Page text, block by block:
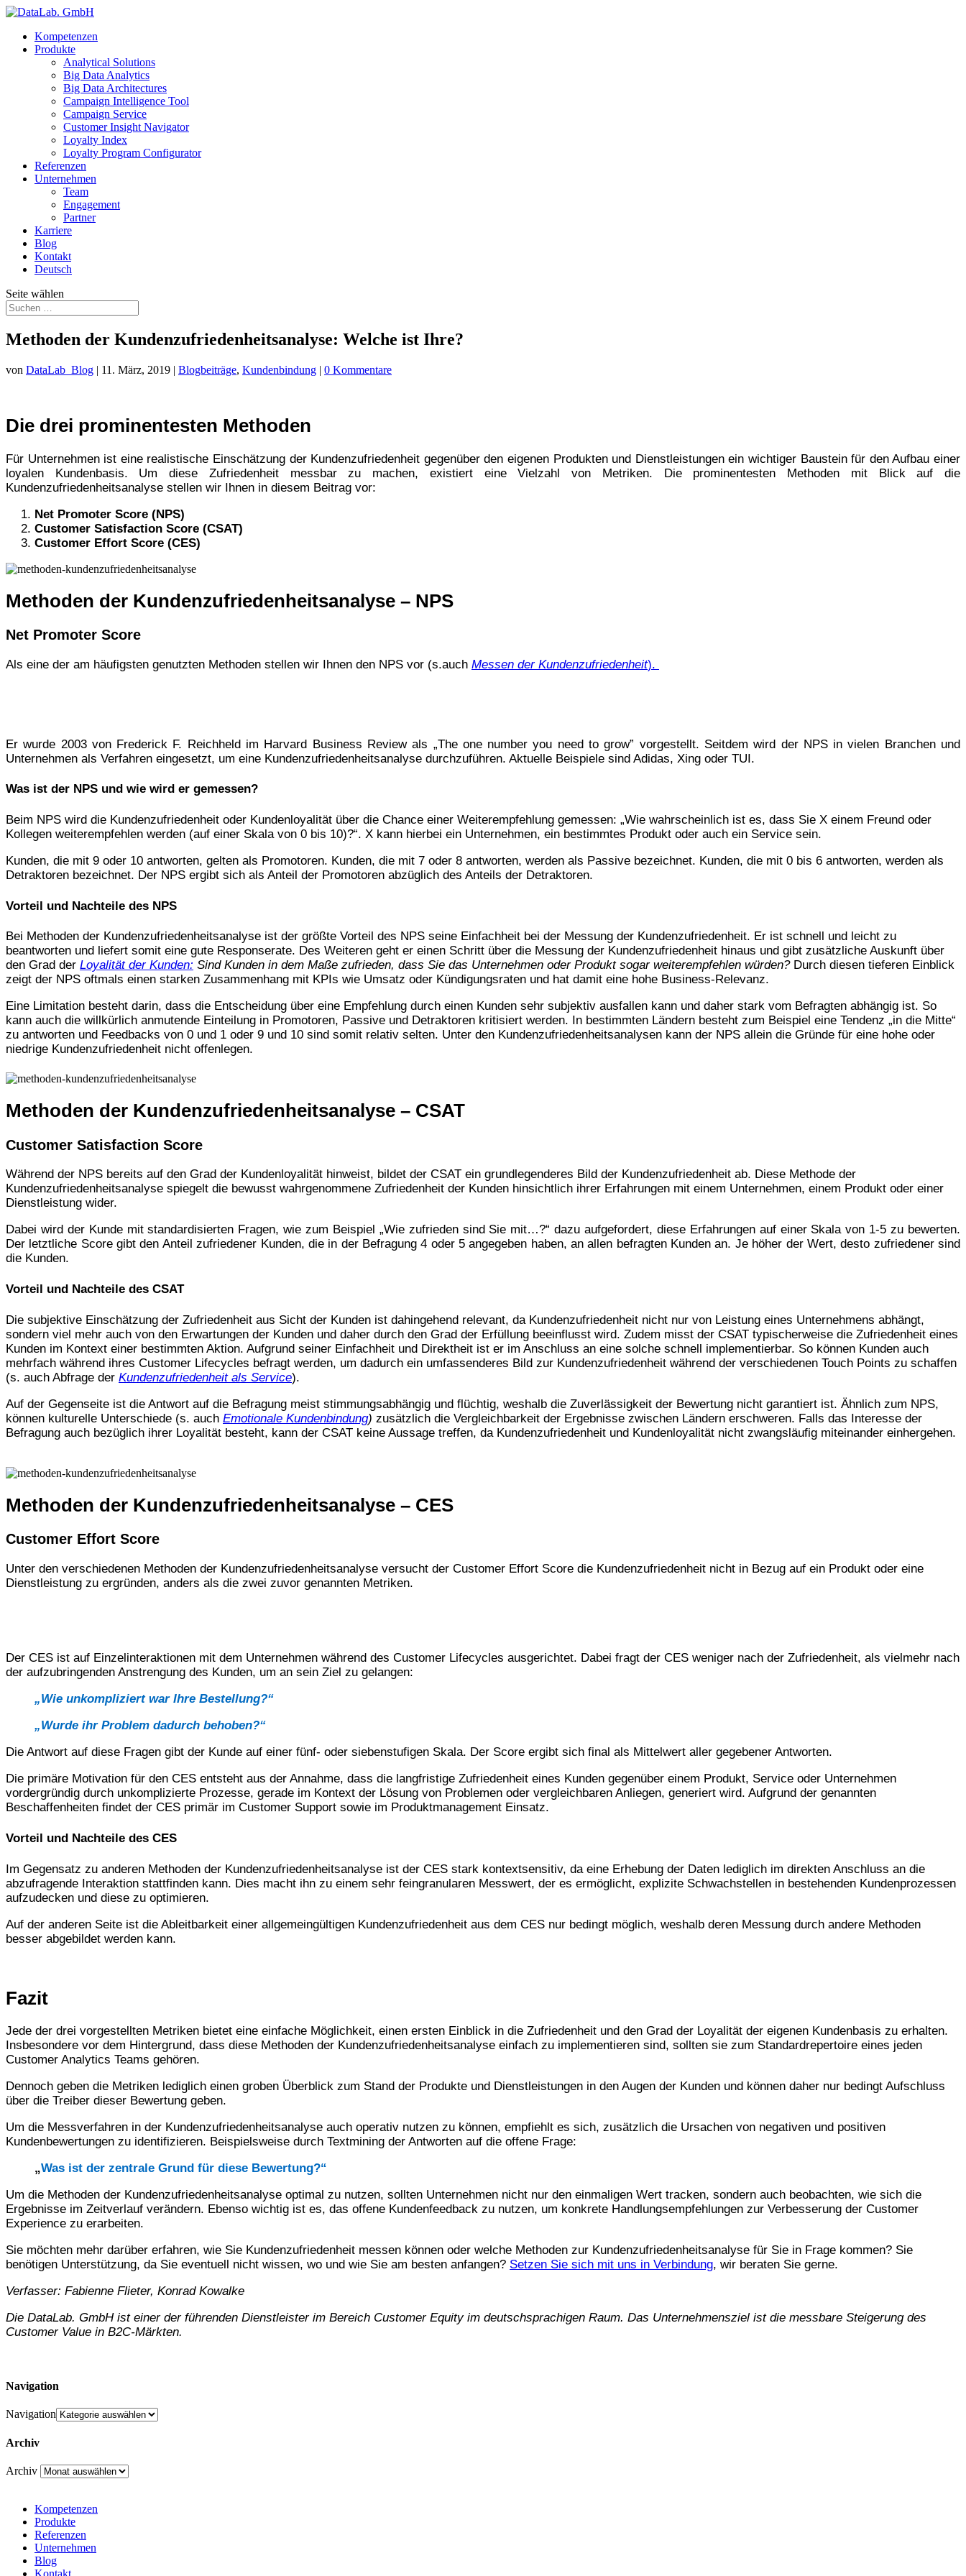
Kompetenzen
Produkte
Analytical Solutions
Big Data Analytics
Big Data Architectures
Campaign Intelligence Tool
Campaign Service
Customer Insight Navigator
Loyalty Index
Loyalty Program Configurator
Referenzen
Unternehmen
Team
Engagement
Partner
Karriere
Blog
Kontakt
Deutsch
Seite wählen
Methoden der Kundenzufriedenheitsanalyse: Welche ist Ihre?
von DataLab_Blog | 11. März, 2019 | Blogbeiträge, Kundenbindung | 0 Kommentare
Die drei prominentesten Methoden
Für Unternehmen ist eine realistische Einschätzung der Kundenzufriedenheit gegenüber den eigenen Produkten und Dienstleistungen ein wichtiger Baustein für den Aufbau einer
loyalen Kundenbasis. Um diese Zufriedenheit messbar zu machen, existiert eine Vielzahl von Metriken. Die prominentesten Methoden mit Blick auf die
Kundenzufriedenheitsanalyse stellen wir Ihnen in diesem Beitrag vor:
Net Promoter Score (NPS)
Customer Satisfaction Score (CSAT)
Customer Effort Score (CES)
Methoden der Kundenzufriedenheitsanalyse – NPS
Net Promoter Score
Als eine der am häufigsten genutzten Methoden stellen wir Ihnen den NPS vor (s.auch Messen der Kundenzufriedenheit).
Er wurde 2003 von Frederick F. Reichheld im Harvard Business Review als „The one number you need to grow” vorgestellt. Seitdem wird der NPS in vielen Branchen und
Unternehmen als Verfahren eingesetzt, um eine Kundenzufriedenheitsanalyse durchzuführen. Aktuelle Beispiele sind Adidas, Xing oder TUI.
Was ist der NPS und wie wird er gemessen?
Beim NPS wird die Kundenzufriedenheit oder Kundenloyalität über die Chance einer Weiterempfehlung gemessen: „Wie wahrscheinlich ist es, dass Sie X einem Freund oder
Kollegen weiterempfehlen werden (auf einer Skala von 0 bis 10)?“. X kann hierbei ein Unternehmen, ein bestimmtes Produkt oder auch ein Service sein.
Kunden, die mit 9 oder 10 antworten, gelten als Promotoren. Kunden, die mit 7 oder 8 antworten, werden als Passive bezeichnet. Kunden, die mit 0 bis 6 antworten, werden als
Detraktoren bezeichnet. Der NPS ergibt sich als Anteil der Promotoren abzüglich des Anteils der Detraktoren.
Vorteil und Nachteile des NPS
Bei Methoden der Kundenzufriedenheitsanalyse ist der größte Vorteil des NPS seine Einfachheit bei der Messung der Kundenzufriedenheit. Er ist schnell und leicht zu
beantworten und liefert somit eine gute Responserate. Des Weiteren geht er einen Schritt über die Messung der Kundenzufriedenheit hinaus und gibt zusätzliche Auskunft über
den Grad der Loyalität der Kunden: Sind Kunden in dem Maße zufrieden, dass Sie das Unternehmen oder Produkt sogar weiterempfehlen würden?Durch diesen tieferen Einblick
zeigt der NPS oftmals einen starken Zusammenhang mit KPIs wie Umsatz oder Kündigungsraten und hat damit eine hohe Business-Relevanz.
Eine Limitation besteht darin, dass die Entscheidung über eine Empfehlung durch einen Kunden sehr subjektiv ausfallen kann und daher stark vom Befragten abhängig ist. So
kann auch die willkürlich anmutende Einteilung in Promotoren, Passive und Detraktoren kritisiert werden. In bestimmten Ländern besteht zum Beispiel eine Tendenz „in die Mitte“
zu antworten und Feedbacks von 0 und 1 oder 9 und 10 sind somit relativ selten. Unter den Kundenzufriedenheitsanalysen kann der NPS allein die Gründe für eine hohe oder
niedrige Kundenzufriedenheit nicht offenlegen.
Methoden der Kundenzufriedenheitsanalyse – CSAT
Customer Satisfaction Score
Während der NPS bereits auf den Grad der Kundenloyalität hinweist, bildet der CSAT ein grundlegenderes Bild der Kundenzufriedenheit ab. Diese Methode der
Kundenzufriedenheitsanalyse spiegelt die bewusst wahrgenommene Zufriedenheit der Kunden hinsichtlich ihrer Erfahrungen mit einem Unternehmen, einem Produkt oder einer
Dienstleistung wider.
Dabei wird der Kunde mit standardisierten Fragen, wie zum Beispiel „Wie zufrieden sind Sie mit…?“ dazu aufgefordert, diese Erfahrungen auf einer Skala von 1-5 zu bewerten.
Der letztliche Score gibt den Anteil zufriedener Kunden, die in der Befragung 4 oder 5 angegeben haben, an allen befragten Kunden an. Je höher der Wert, desto zufriedener sind
die Kunden.
Vorteil und Nachteile des CSAT
Die subjektive Einschätzung der Zufriedenheit aus Sicht der Kunden ist dahingehend relevant, da Kundenzufriedenheit nicht nur von Leistung eines Unternehmens abhängt,
sondern viel mehr auch von den Erwartungen der Kunden und daher durch den Grad der Erfüllung beeinflusst wird. Zudem misst der CSAT typischerweise die Zufriedenheit eines
Kunden im Kontext einer bestimmten Aktion. Aufgrund seiner Einfachheit und Direktheit ist er im Anschluss an eine solche schnell implementierbar. So können Kunden auch
mehrfach während ihres Customer Lifecycles befragt werden, um dadurch ein umfassenderes Bild zur Kundenzufriedenheit während der verschiedenen Touch Points zu schaffen
(s. auch Abfrage der Kundenzufriedenheit als Service).
Auf der Gegenseite ist die Antwort auf die Befragung meist stimmungsabhängig und flüchtig, weshalb die Zuverlässigkeit der Bewertung nicht garantiert ist. Ähnlich zum NPS,
können kulturelle Unterschiede (s. auch Emotionale Kundenbindung) zusätzlich die Vergleichbarkeit der Ergebnisse zwischen Ländern erschweren. Falls das Interesse der
Befragung auch bezüglich ihrer Loyalität besteht, kann der CSAT keine Aussage treffen, da Kundenzufriedenheit und Kundenloyalität nicht zwangsläufig miteinander einhergehen.
Methoden der Kundenzufriedenheitsanalyse – CES
Customer Effort Score
Unter den verschiedenen Methoden der Kundenzufriedenheitsanalyse versucht der Customer Effort Score die Kundenzufriedenheit nicht in Bezug auf ein Produkt oder eine
Dienstleistung zu ergründen, anders als die zwei zuvor genannten Metriken.
Der CES ist auf Einzelinteraktionen mit dem Unternehmen während des Customer Lifecycles ausgerichtet. Dabei fragt der CES weniger nach der Zufriedenheit, als vielmehr nach
der aufzubringenden Anstrengung des Kunden, um an sein Ziel zu gelangen:
„Wie unkompliziert war Ihre Bestellung?“
„Wurde ihr Problem dadurch behoben?“
Die Antwort auf diese Fragen gibt der Kunde auf einer fünf- oder siebenstufigen Skala. Der Score ergibt sich final als Mittelwert aller gegebener Antworten.
Die primäre Motivation für den CES entsteht aus der Annahme, dass die langfristige Zufriedenheit eines Kunden gegenüber einem Produkt, Service oder Unternehmen
vordergründig durch unkomplizierte Prozesse, gerade im Kontext der Lösung von Problemen oder vergleichbaren Anliegen, generiert wird. Aufgrund der genannten
Beschaffenheiten findet der CES primär im Customer Support sowie im Produktmanagement Einsatz.
Vorteil und Nachteile des CES
Im Gegensatz zu anderen Methoden der Kundenzufriedenheitsanalyse ist der CES stark kontextsensitiv, da eine Erhebung der Daten lediglich im direkten Anschluss an die
abzufragende Interaktion stattfinden kann. Dies macht ihn zu einem sehr feingranularen Messwert, der es ermöglicht, explizite Schwachstellen in bestehenden Kundenprozessen
aufzudecken und diese zu optimieren.
Auf der anderen Seite ist die Ableitbarkeit einer allgemeingültigen Kundenzufriedenheit aus dem CES nur bedingt möglich, weshalb deren Messung durch andere Methoden
besser abgebildet werden kann.
Fazit
Jede der drei vorgestellten Metriken bietet eine einfache Möglichkeit, einen ersten Einblick in die Zufriedenheit und den Grad der Loyalität der eigenen Kundenbasis zu erhalten.
Insbesondere vor dem Hintergrund, dass diese Methoden der Kundenzufriedenheitsanalyse einfach zu implementieren sind, sollten sie zum Standardrepertoire eines jeden
Customer Analytics Teams gehören.
Dennoch geben die Metriken lediglich einen groben Überblick zum Stand der Produkte und Dienstleistungen in den Augen der Kunden und können daher nur bedingt Aufschluss
über die Treiber dieser Bewertung geben.
Um die Messverfahren in der Kundenzufriedenheitsanalyse auch operativ nutzen zu können, empfiehlt es sich, zusätzlich die Ursachen von negativen und positiven
Kundenbewertungen zu identifizieren. Beispielsweise durch Textmining der Antworten auf die offene Frage:
„Was ist der zentrale Grund für diese Bewertung?“
Um die Methoden der Kundenzufriedenheitsanalyse optimal zu nutzen, sollten Unternehmen nicht nur den einmaligen Wert tracken, sondern auch beobachten, wie sich die
Ergebnisse im Zeitverlauf verändern. Ebenso wichtig ist es, das offene Kundenfeedback zu nutzen, um konkrete Handlungsempfehlungen zur Verbesserung der Customer
Experience zu erarbeiten.
Sie möchten mehr darüber erfahren, wie Sie Kundenzufriedenheit messen können oder welche Methoden zur Kundenzufriedenheitsanalyse für Sie in Frage kommen? Sie
benötigen Unterstützung, da Sie eventuell nicht wissen, wo und wie Sie am besten anfangen? Setzen Sie sich mit uns in Verbindung, wir beraten Sie gerne.
Verfasser: Fabienne Flieter, Konrad Kowalke
Die DataLab. GmbH ist einer der führenden Dienstleister im Bereich Customer Equity im deutschsprachigen Raum. Das Unternehmensziel ist die messbare Steigerung des
Customer Value in B2C-Märkten.
Navigation
Navigation
Archiv
Archiv
Kompetenzen
Produkte
Referenzen
Unternehmen
Blog